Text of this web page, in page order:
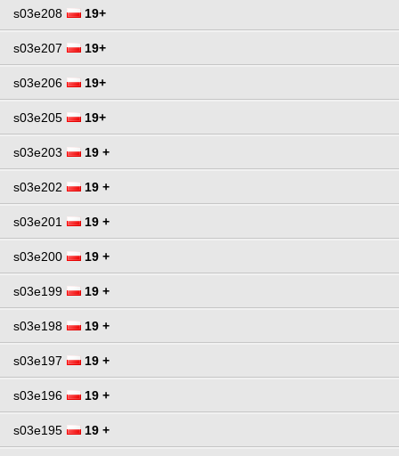
s03e208 19+
s03e207 19+
s03e206 19+
s03e205 19+
s03e203 19 +
s03e202 19 +
s03e201 19 +
s03e200 19 +
s03e199 19 +
s03e198 19 +
s03e197 19 +
s03e196 19 +
s03e195 19 +